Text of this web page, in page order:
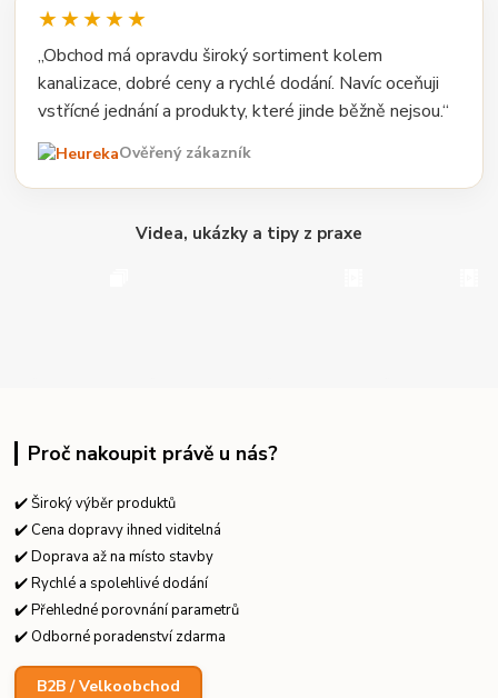
★★★★★
„Obchod má opravdu široký sortiment kolem
kanalizace, dobré ceny a rychlé dodání. Navíc oceňuji
vstřícné jednání a produkty, které jinde běžně nejsou.“
Ověřený zákazník
Videa, ukázky a tipy z praxe
Proč nakoupit právě u nás?
✔️ Široký výběr produktů
✔️ Cena dopravy ihned viditelná
✔️ Doprava až na místo stavby
✔️ Rychlé a spolehlivé dodání
✔️ Přehledné porovnání parametrů
✔️ Odborné poradenství zdarma
B2B / Velkoobchod